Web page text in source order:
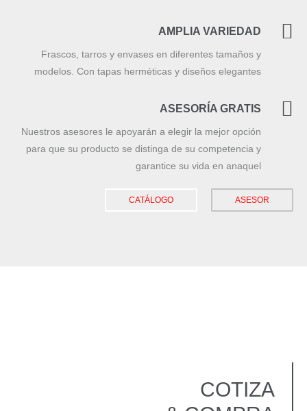
AMPLIA VARIEDAD
Frascos, tarros y envases en diferentes tamaños y
modelos. Con tapas herméticas y diseños elegantes
ASESORÍA GRATIS
Nuestros asesores le apoyarán a elegir la mejor opción
para que su producto se distinga de su competencia y
garantice su vida en anaquel
ASESOR
CATÁLOGO
COTIZA